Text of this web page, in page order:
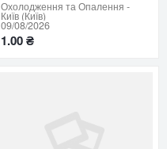
Охолодження та Опалення -
Київ (Київ)
09/08/2026
1.00 ₴